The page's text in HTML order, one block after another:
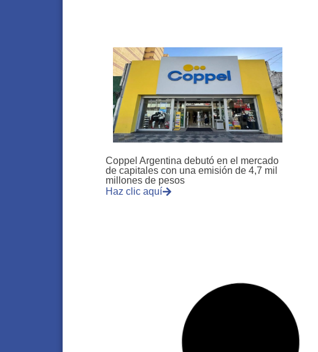
Coppel Argentina debutó en el mercado
de capitales con una emisión de 4,7 mil
millones de pesos
Haz clic aquí